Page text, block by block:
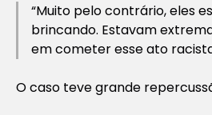
“Muito pelo contrário, eles
brincando. Estavam
em cometer esse ato
O caso teve grande